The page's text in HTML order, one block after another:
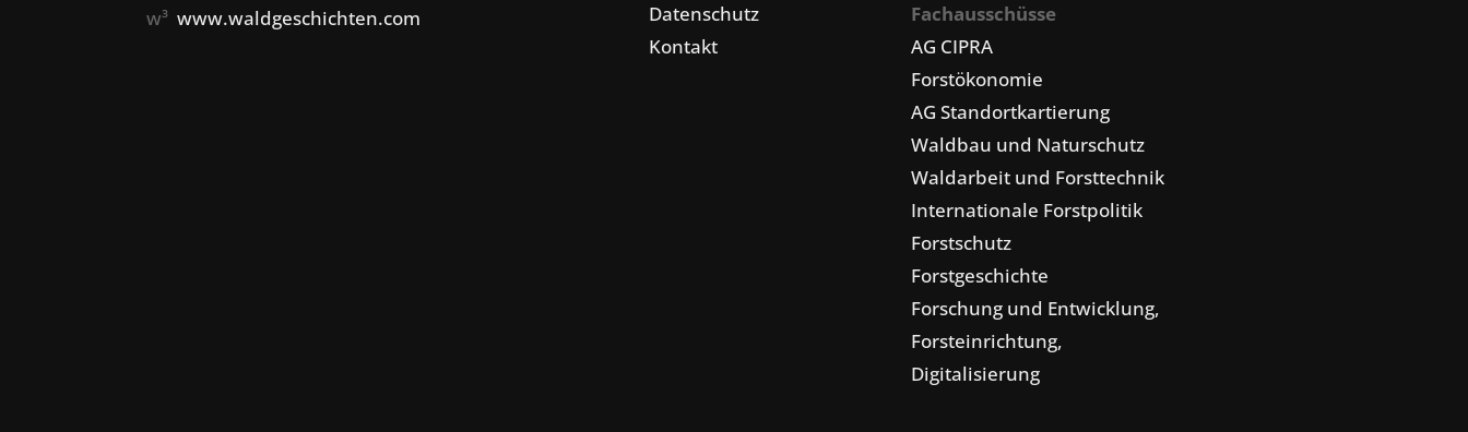
w³www.waldgeschichten.com
Datenschutz
Kontakt
Fachausschüsse
AG CIPRA
Forstökonomie
AG Standortkartierung
Waldbau und Naturschutz
Waldarbeit und Forsttechnik
Internationale Forstpolitik
Forstschutz
Forstgeschichte
Forschung und Entwicklung,
Forsteinrichtung,
Digitalisierung